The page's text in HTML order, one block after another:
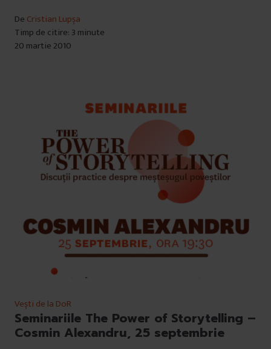
De Cristian Lupșa
Timp de citire: 3 minute
20 martie 2010
Vești de la DoR
Seminariile The Power of Storytelling –
Cosmin Alexandru, 25 septembrie